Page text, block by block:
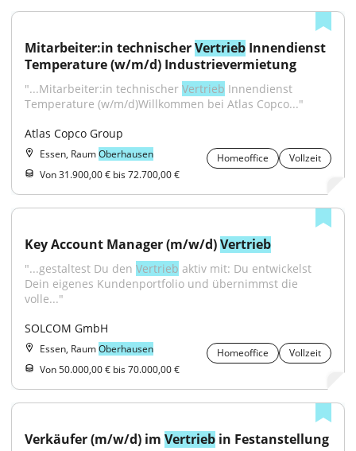
Mitarbeiter:in technischer Vertrieb Innendienst
Temperature (w/m/d) Industrievermietung
"...Mitarbeiter:in technischer Vertrieb Innendienst
Temperature (w/m/d)Willkommen bei Atlas Copco..."
Atlas Copco Group
Essen, RaumOberhausen Homeoffice
Vollzeit
Von 31.900,00 € bis 72.700,00 €
Key Account Manager (m/w/d) Vertrieb
"...gestaltest Du den Vertrieb aktiv mit: Du entwickelst
Dein eigenes Kundenportfolio und übernimmst die
volle..."
SOLCOM GmbH
Essen, RaumOberhausen Homeoffice
Vollzeit
Von 50.000,00 € bis 70.000,00 €
Verkäufer (m/w/d) im Vertrieb in Festanstellung